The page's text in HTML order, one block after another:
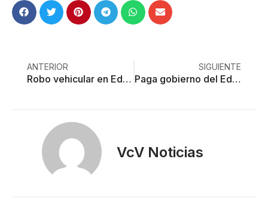
ANTERIOR
Robo vehicular en Edoméx representa el 27% del total nacional
SIGUIENTE
Paga gobierno del Edoméx casi 150 mil por ver un partido del Mundial
VcV Noticias